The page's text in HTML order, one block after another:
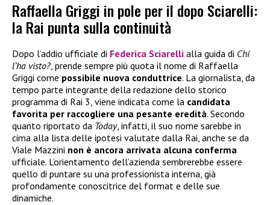
Raffaella Griggi in pole per il dopo Sciarelli:
la Rai punta sulla continuità
Dopo l’addio ufficiale di Federica Sciarelli alla guida di Chi
l’ha visto?, prende sempre più quota il nome di Raffaella
Griggi come possibile nuova conduttrice. La giornalista, da
tempo parte integrante della redazione dello storico
programma di Rai 3, viene indicata come la candidata
favorita per raccogliere una pesante eredità. Secondo
quanto riportato da Today, infatti, il suo nome sarebbe in
cima alla lista delle ipotesi valutate dalla Rai, anche se da
Viale Mazzini non è ancora arrivata alcuna conferma
ufficiale. L’orientamento dell’azienda sembrerebbe essere
quello di puntare su una professionista interna, già
profondamente conoscitrice del format e delle sue
dinamiche.